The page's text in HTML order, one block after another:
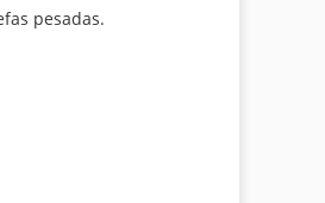
pesadas.